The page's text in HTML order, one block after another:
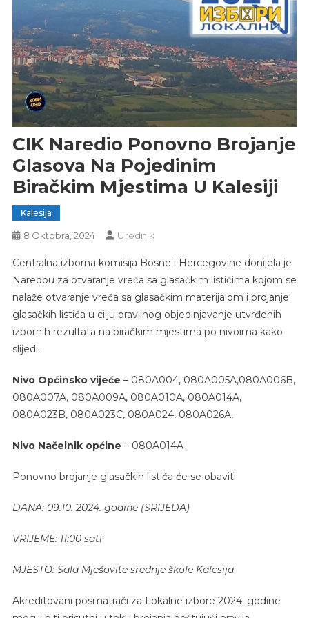
CIK Naredio Ponovno Brojanje
Glasova Na Pojedinim
Biračkim Mjestima U Kalesiji
Kalesija
8 Oktobra, 2024 Urednik
Centralna izborna komisija Bosne i Hercegovine donijela je
Naredbu za otvaranje vreća sa glasačkim listićima kojom se
nalaže otvaranje vreća sa glasačkim materijalom i brojanje
glasačkih listića u cilju pravilnog objedinjavanje utvrđenih
izbornih rezultata na biračkim mjestima po nivoima kako
slijedi.
Nivo Općinsko vijeće – 080A004, 080A005A,080A006B,
080A007A, 080A009A, 080A010A, 080A014A,
080A023B, 080A023C, 080A024, 080A026A,
Nivo Načelnik općine – 080A014A
Ponovno brojanje glasačkih listića će se obaviti:
DANA: 09.10. 2024. godine (SRIJEDA)
VRIJEME: 11:00 sati
MJESTO: Sala Mješovite srednje škole Kalesija
Akreditovani posmatrači za Lokalne izbore 2024. godine